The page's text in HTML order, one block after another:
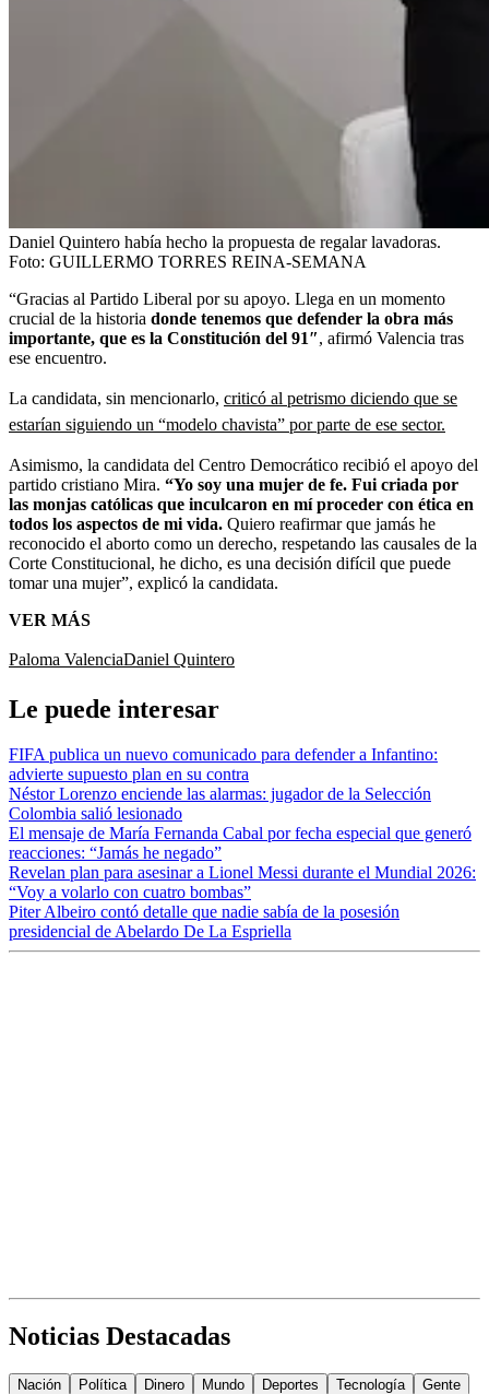
Daniel Quintero había hecho la propuesta de regalar lavadoras.
Foto: GUILLERMO TORRES REINA-SEMANA
“Gracias al Partido Liberal por su apoyo. Llega en un momento
crucial de la historia donde tenemos que defender la obra más
importante, que es la Constitución del 91″, afirmó Valencia tras
ese encuentro.
La candidata, sin mencionarlo, criticó al petrismo diciendo que se
estarían siguiendo un “modelo chavista” por parte de ese sector.
Asimismo, la candidata del Centro Democrático recibió el apoyo del
partido cristiano Mira. “Yo soy una mujer de fe. Fui criada por
las monjas católicas que inculcaron en mí proceder con ética en
todos los aspectos de mi vida. Quiero reafirmar que jamás he
reconocido el aborto como un derecho, respetando las causales de la
Corte Constitucional, he dicho, es una decisión difícil que puede
tomar una mujer”, explicó la candidata.
VER MÁS
Paloma ValenciaDaniel Quintero
Le puede interesar
FIFA publica un nuevo comunicado para defender a Infantino:
advierte supuesto plan en su contra
Néstor Lorenzo enciende las alarmas: jugador de la Selección
Colombia salió lesionado
El mensaje de María Fernanda Cabal por fecha especial que generó
reacciones: “Jamás he negado”
Revelan plan para asesinar a Lionel Messi durante el Mundial 2026:
“Voy a volarlo con cuatro bombas”
Piter Albeiro contó detalle que nadie sabía de la posesión
presidencial de Abelardo De La Espriella
Noticias Destacadas
Nación Política Dinero Mundo Deportes Tecnología Gente